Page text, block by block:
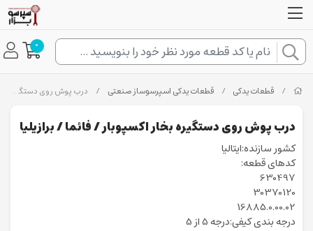
0
/ قطعات یدکی / قطعات یدکی اسپرسوساز صنعتی / درب پوش روی دستگیره بخار اکسپوبار / فائما / برازیلیا
درب پوش روی دستگیره بخار اکسپوبار / فائما / برازیلیا
کشور سازنده:ایتالیا
کدهای قطعه:
630497
30370120
16885.0.00.02
درجه بندی کیفی:درجه 5 از 5